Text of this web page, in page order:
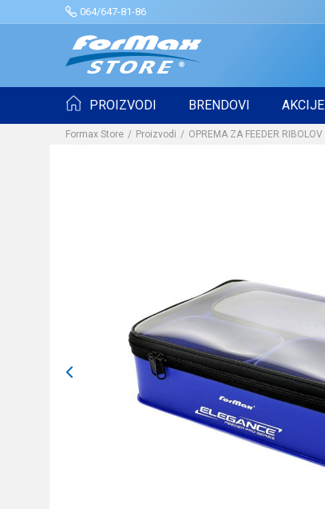
064/647-81-86
PROIZVODI BRENDOVI AKCIJE
Formax Store Proizvodi OPREMA ZA FEEDER RIBOLOV